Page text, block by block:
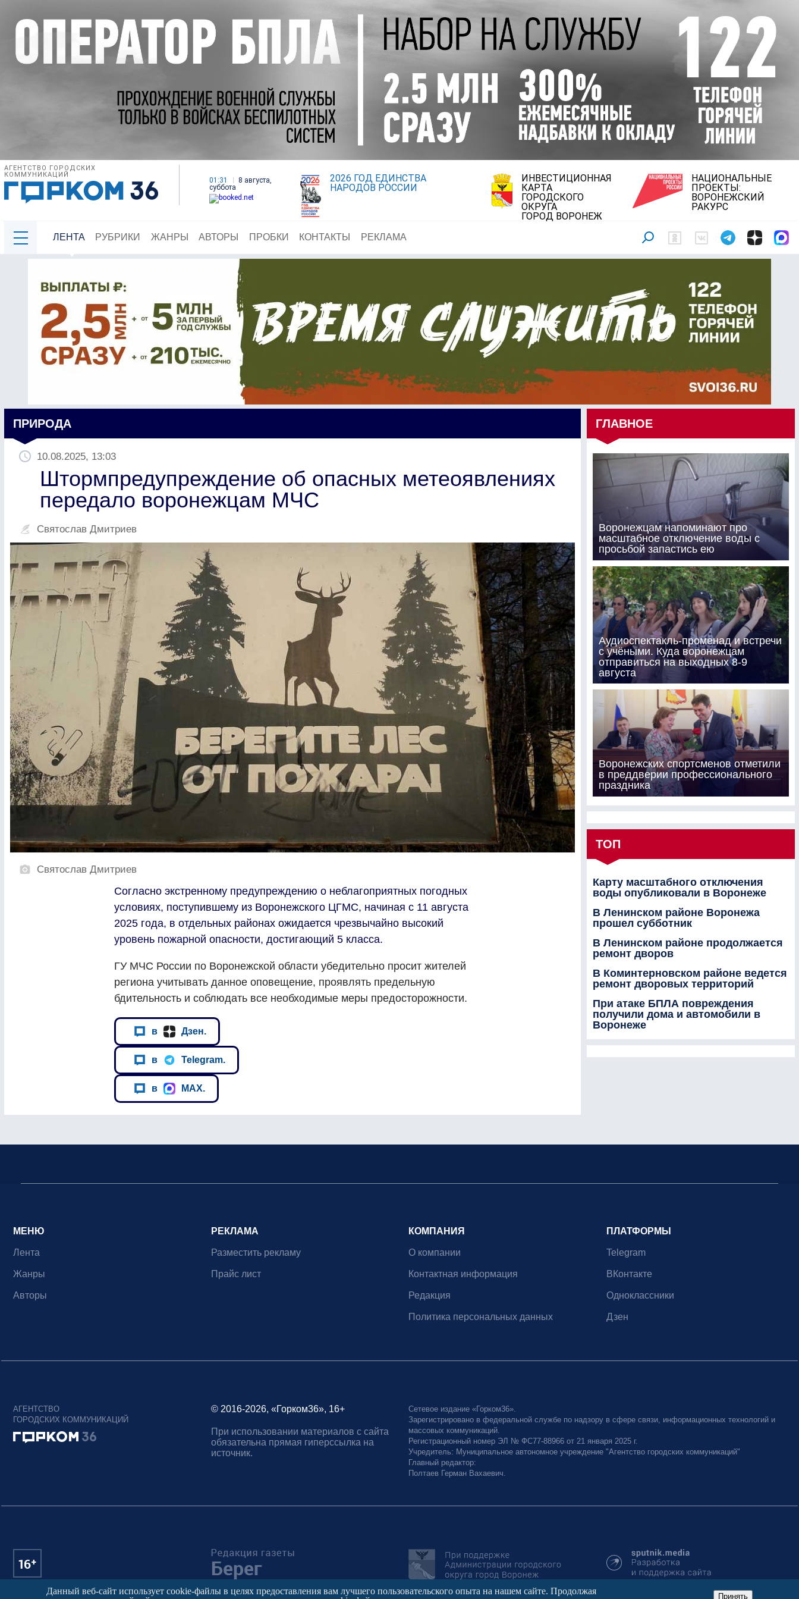
АГЕНТСТВО ГОРОДСКИХ
КОММУНИКАЦИЙ
01:31
8 августа,
суббота
2026 ГОД ЕДИНСТВА
НАРОДОВ РОССИИ
ИНВЕСТИЦИОННАЯ
КАРТА
ГОРОДСКОГО
ОКРУГА
ГОРОД ВОРОНЕЖ
НАЦИОНАЛЬНЫЕ
ПРОЕКТЫ:
ВОРОНЕЖСКИЙ
РАКУРС
ЛЕНТА РУБРИКИ ЖАНРЫ АВТОРЫ ПРОБКИ КОНТАКТЫ РЕКЛАМА
ПРИРОДА
10.08.2025, 13:03
Штормпредупреждение об опасных метеоявлениях
передало воронежцам МЧС
Святослав Дмитриев
Святослав Дмитриев
Согласно экстренному предупреждению о неблагоприятных погодных
условиях, поступившему из Воронежского ЦГМС, начиная с 11 августа
2025 года, в отдельных районах ожидается чрезвычайно высокий
уровень пожарной опасности, достигающий 5 класса.
ГУ МЧС России по Воронежской области убедительно просит жителей
региона учитывать данное оповещение, проявлять предельную
бдительность и соблюдать все необходимые меры предосторожности.
в Дзен.
в Telegram.
в MAX.
ГЛАВНОЕ
Воронежцам напоминают про
масштабное отключение воды с
просьбой запастись ею
Аудиоспектакль-променад и встречи
с учёными. Куда воронежцам
отправиться на выходных 8-9
августа
Воронежских спортсменов отметили
в преддверии профессионального
праздника
ТОП
Карту масштабного отключения
воды опубликовали в Воронеже
В Ленинском районе Воронежа
прошел субботник
В Ленинском районе продолжается
ремонт дворов
В Коминтерновском районе ведется
ремонт дворовых территорий
При атаке БПЛА повреждения
получили дома и автомобили в
Воронеже
МЕНЮ
Лента
Жанры
Авторы
РЕКЛАМА
Разместить рекламу
Прайс лист
КОМПАНИЯ
О компании
Контактная информация
Редакция
Политика персональных данных
ПЛАТФОРМЫ
Telegram
ВКонтакте
Одноклассники
Дзен
АГЕНТСТВО
ГОРОДСКИХ КОММУНИКАЦИЙ
© 2016-2026, «Горком36», 16+
При использовании материалов с сайта
обязательна прямая гиперссылка на
источник.
Сетевое издание «Горком36».
Зарегистрировано в федеральной службе по надзору в сфере связи, информационных технологий и
массовых коммуникаций.
Регистрационный номер ЭЛ № ФС77-88966 от 21 января 2025 г.
Учредитель: Муниципальное автономное учреждение "Агентство городских коммуникаций"
Главный редактор:
Полтаев Герман Вахаевич.
Данный веб-сайт использует cookie-файлы в целях предоставления вам лучшего пользовательского опыта на нашем сайте. Продолжая
Принять